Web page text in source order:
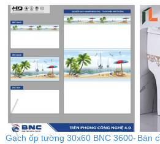
Gạch ốp tường 30x60 BNC 3600- Bàn